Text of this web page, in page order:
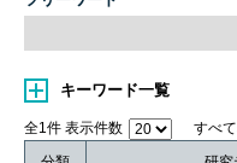
キーワード一覧
全1件 表示件数 すべて